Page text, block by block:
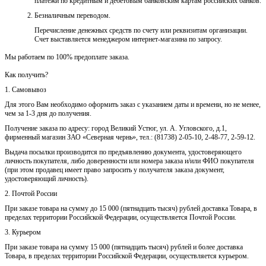
Безналичным переводом.
Перечисление денежных средств по счету или реквизитам организации.
Счет выставляется менеджером интернет-магазина по запросу.
Мы работаем по 100% предоплате заказа.
Как получить?
1. Самовывоз
Для этого Вам необходимо оформить заказ с указанием даты и времени, но не менее,
чем за 1-3 дня до получения.
Получение заказа по адресу: город Великий Устюг, ул. А. Угловского, д.1,
фирменный магазин ЗАО «Северная чернь», тел.: (81738) 2-05-10, 2-48-77, 2-59-12.
Выдача посылки производится по предъявлению документа, удостоверяющего
личность покупателя, либо доверенности или номера заказа и/или ФИО покупателя
(при этом продавец имеет право запросить у получателя заказа документ,
удостоверяющий личность).
2. Почтой России
При заказе товара на сумму до 15 000 (пятнадцать тысяч) рублей доставка Товара, в
пределах территории Российской Федерации, осуществляется Почтой России.
3. Курьером
При заказе товара на сумму 15 000 (пятнадцать тысяч) рублей и более доставка
Товара, в пределах территории Российской Федерации, осуществляется курьером.